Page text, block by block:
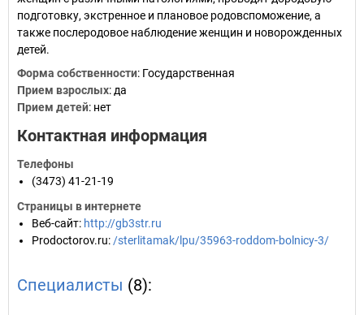
подготовку, экстренное и плановое родовспоможение, а
также послеродовое наблюдение женщин и новорожденных
детей.
Форма собственности: Государственная
Прием взрослых: да
Прием детей: нет
Контактная информация
Телефоны
(3473) 41-21-19
Страницы в интернете
Веб-сайт: http://gb3str.ru
Prodoctorov.ru: /sterlitamak/lpu/35963-roddom-bolnicy-3/
Специалисты (8):